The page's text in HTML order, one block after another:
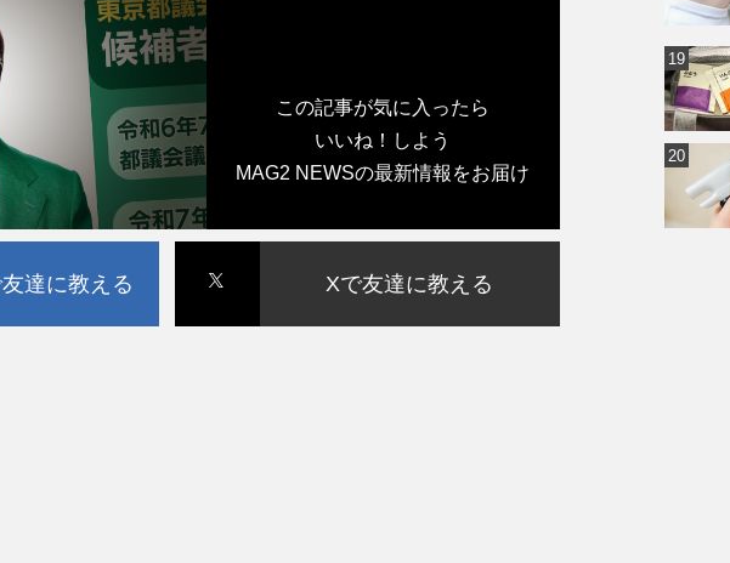
この記事が気に入ったら
いいね！しよう
MAG2 NEWSの最新情報をお届け
達に教える Xで友達に教える